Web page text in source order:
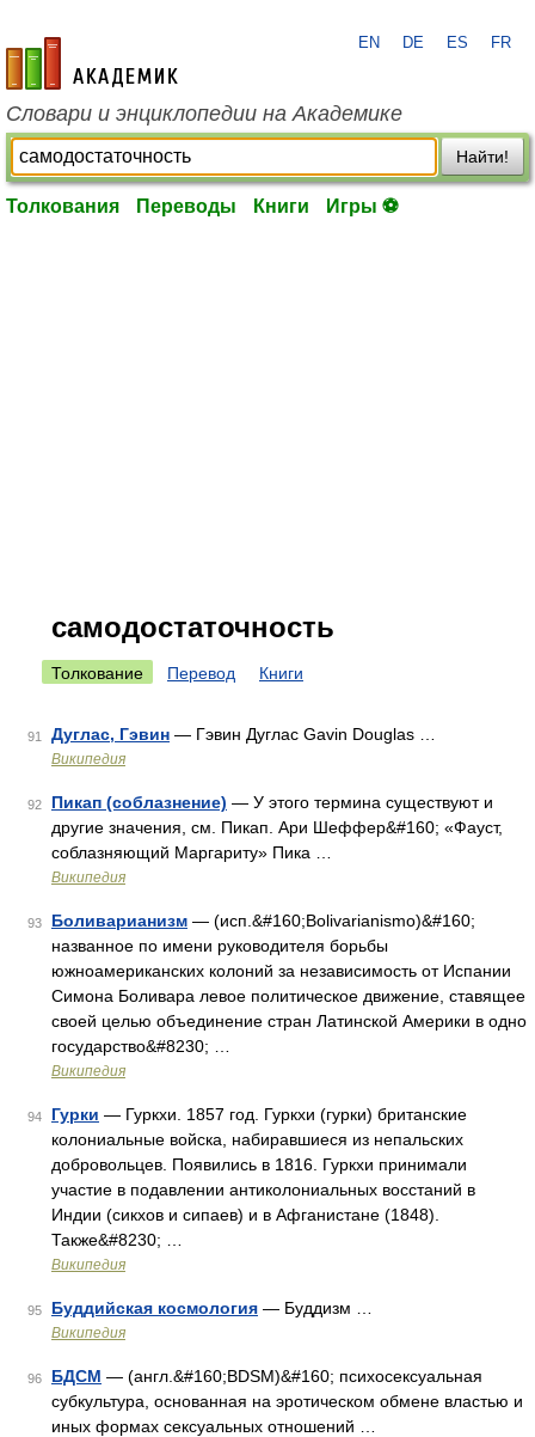
academic.ru
EN DE ES FR
Словари и энциклопедии на Академике
Найти!
Толкования Переводы Книги Игры ⚽
самодостаточность
Толкование Перевод Книги
91 Дуглас, Гэвин — Гэвин Дуглас Gavin Douglas …
Википедия
92 Пикап (соблазнение) — У этого термина существуют и
другие значения, см. Пикап. Ари Шеффер&#160; «Фауст,
соблазняющий Маргариту» Пика …
Википедия
93 Боливарианизм — (исп.&#160;Bolivarianismo)&#160;
названное по имени руководителя борьбы
южноамериканских колоний за независимость от Испании
Симона Боливара левое политическое движение, ставящее
своей целью объединение стран Латинской Америки в одно
государство&#8230; …
Википедия
94 Гурки — Гуркхи. 1857 год. Гуркхи (гурки) британские
колониальные войска, набиравшиеся из непальских
добровольцев. Появились в 1816. Гуркхи принимали
участие в подавлении антиколониальных восстаний в
Индии (сикхов и сипаев) и в Афганистане (1848).
Также&#8230; …
Википедия
95 Буддийская космология — Буддизм …
Википедия
96 БДСМ — (англ.&#160;BDSM)&#160; психосексуальная
субкультура, основанная на эротическом обмене властью и
иных формах сексуальных отношений …